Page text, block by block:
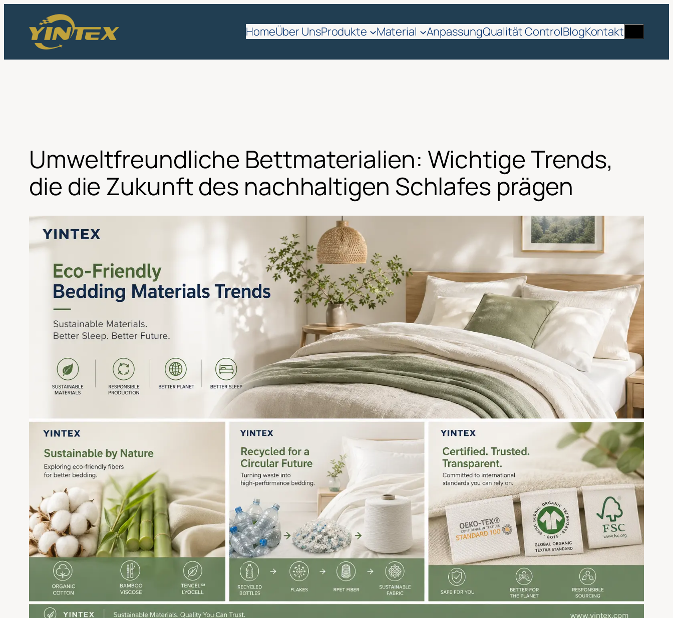
Inhalt
springen
HomeÜber UnsProdukte Material AnpassungQualität ControlBlogKontakt
Umweltfreundliche Bettmaterialien: Wichtige Trends,
die die Zukunft des nachhaltigen Schlafes prägen